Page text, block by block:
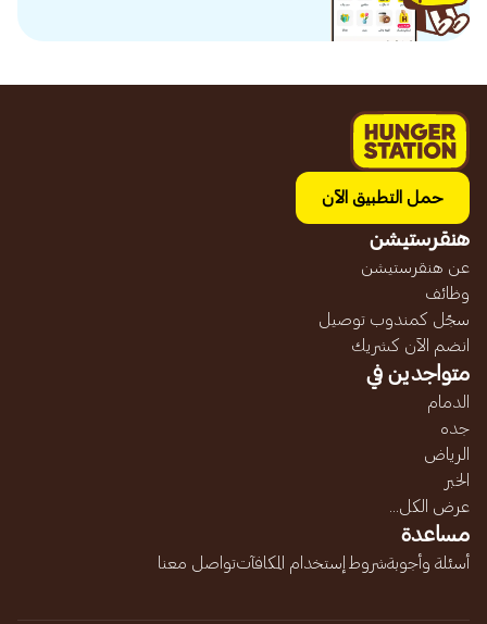
حمل التطبيق الآن
هنقرستيشن
عن هنقرستيشن
وظائف
سجّل كمندوب توصيل
انضم الآن كشريك
متواجدين في
الدمام
جده
الرياض
الخبر
عرض الكل...
مساعدة
أسئلة وأجوبةشروط إستخدام المكافآتتواصل معنا